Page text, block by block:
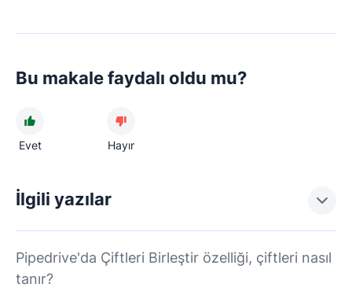
Bu makale faydalı oldu mu?
Evet Hayır
İlgili yazılar
Pipedrive'da Çiftleri Birleştir özelliği, çiftleri nasıl
tanır?